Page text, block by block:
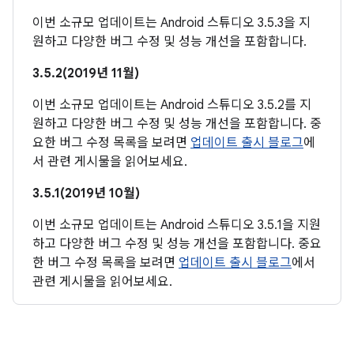
이번 소규모 업데이트는 Android 스튜디오 3.5.3을 지
원하고 다양한 버그 수정 및 성능 개선을 포함합니다.
3.5.2(2019년 11월)
이번 소규모 업데이트는 Android 스튜디오 3.5.2를 지
원하고 다양한 버그 수정 및 성능 개선을 포함합니다. 중
요한 버그 수정 목록을 보려면 업데이트 출시 블로그에
서 관련 게시물을 읽어보세요.
3.5.1(2019년 10월)
이번 소규모 업데이트는 Android 스튜디오 3.5.1을 지원
하고 다양한 버그 수정 및 성능 개선을 포함합니다. 중요
한 버그 수정 목록을 보려면 업데이트 출시 블로그에서
관련 게시물을 읽어보세요.